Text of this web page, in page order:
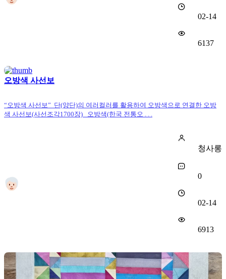
02-14
6137
오방색 사선보
“오방색 사선보” 단(양단)의 여러컬러를 활용하여 오방색으로 연결한 오방
색 사선보(사선조각1700장) 오방색(한국 전통오 . . .
청사롱
0
02-14
6913